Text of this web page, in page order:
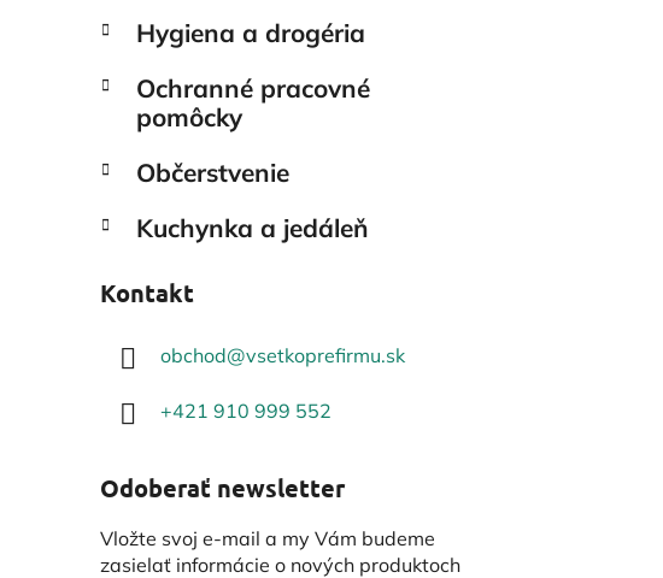
Hygiena a drogéria
Ochranné pracovné
pomôcky
Občerstvenie
Kuchynka a jedáleň
Kontakt
obchod@vsetkoprefirmu.sk
+421 910 999 552
Odoberať newsletter
Vložte svoj e-mail a my Vám budeme
zasielať informácie o nových produktoch